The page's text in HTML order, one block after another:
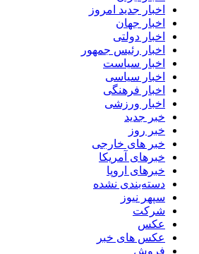
اخبار جدید امروز
اخبار جهان
اخبار دولتی
اخبار رئیس جمهور
اخبار سیاست
اخبار سیاسی
اخبار فرهنگی
اخبار ورزشی
خبر جدید
خبر روز
خبر های خارجی
خبرهای آمریکا
خبرهای اروپا
دسته‌بندی نشده
سپهر نیوز
شرکت
عکس
عکس های خبر
فروش